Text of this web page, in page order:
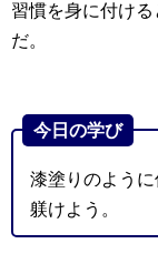
習慣を身に付け
だ。
今日の学び
漆塗りのよう
躾けよう。